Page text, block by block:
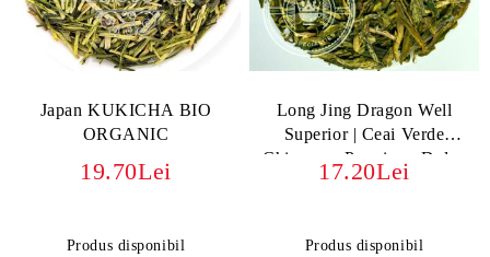
Japan KUKICHA BIO
ORGANIC
19.70Lei
Produs disponibil
Long Jing Dragon Well
Superior | Ceai Verde
Chinezesc Premium, Dulce
și Nutty
17.20Lei
Produs disponibil